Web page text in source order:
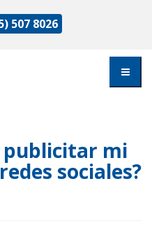
507 8026
publicitar mi
sociales?